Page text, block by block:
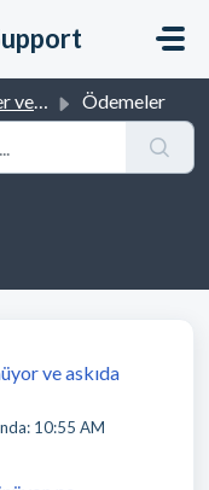
Ödemeler
ve askıda
10:55 AM